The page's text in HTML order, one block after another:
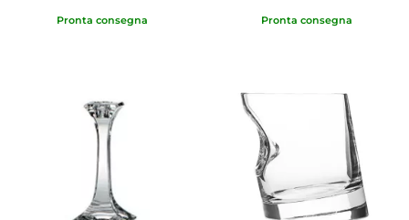
Pronta consegna Pronta consegna